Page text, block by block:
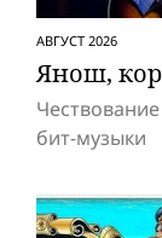
АВГУСТ 2026
Янош,
бит-музыки